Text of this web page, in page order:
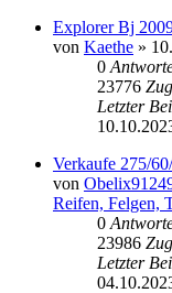
Explorer Bj
von Kaethe »
0
23776
Letzter
Verkaufe 275/
von
Reifen, Felgen,
0
23986
Letzter